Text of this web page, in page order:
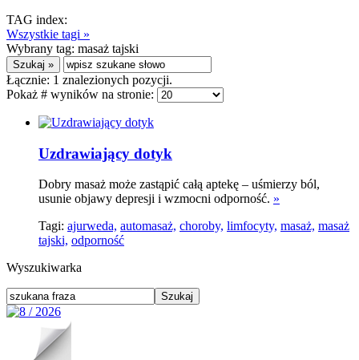
TAG index:
Wszystkie tagi »
Wybrany tag: masaż tajski
Łącznie: 1 znalezionych pozycji.
Pokaż # wyników na stronie:
Uzdrawiający dotyk
Dobry masaż może zastąpić całą aptekę – uśmierzy ból,
usunie objawy depresji i wzmocni odporność. »
Tagi: ajurweda, automasaż, choroby, limfocyty, masaż, masaż
tajski, odporność
Wyszukiwarka